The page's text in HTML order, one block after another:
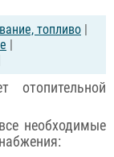
топливо |
|
отопительной
необходимые